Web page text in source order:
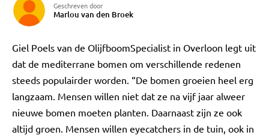
Geschreven door
Marlou van den Broek
Giel Poels van de OlijfboomSpecialist in Overloon legt uit
dat de mediterrane bomen om verschillende redenen
steeds populairder worden. “De bomen groeien heel erg
langzaam. Mensen willen niet dat ze na vijf jaar alweer
nieuwe bomen moeten planten. Daarnaast zijn ze ook
altijd groen. Mensen willen eyecatchers in de tuin, ook in